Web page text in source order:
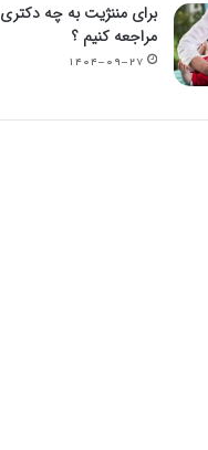
برای مننژیت به چه دکتری
مراجعه کنیم ؟
۱۴۰۴-۰۹-۲۷